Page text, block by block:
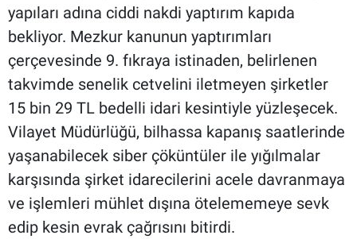
yapıları adına ciddi nakdi yaptırım kapıda
bekliyor. Mezkur kanunun yaptırımları
çerçevesinde 9. fıkraya istinaden, belirlenen
takvimde senelik cetvelini iletmeyen şirketler
15 bin 29 TL bedelli idari kesintiyle yüzleşecek.
Vilayet Müdürlüğü, bilhassa kapanış saatlerinde
yaşanabilecek siber çöküntüler ile yığılmalar
karşısında şirket idarecilerini acele davranmaya
ve işlemleri mühlet dışına ötelememeye sevk
edip kesin evrak çağrısını bitirdi.